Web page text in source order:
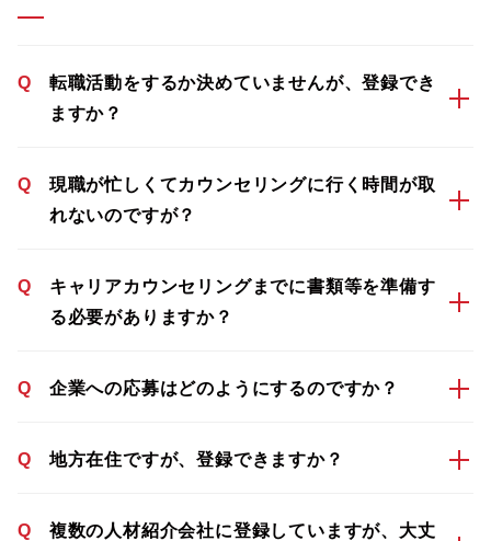
Q
転職活動をするか決めていませんが、登録でき
ますか？
Q
現職が忙しくてカウンセリングに行く時間が取
れないのですが？
Q
キャリアカウンセリングまでに書類等を準備す
る必要がありますか？
Q 企業への応募はどのようにするのですか？
Q 地方在住ですが、登録できますか？
Q
複数の人材紹介会社に登録していますが、大丈